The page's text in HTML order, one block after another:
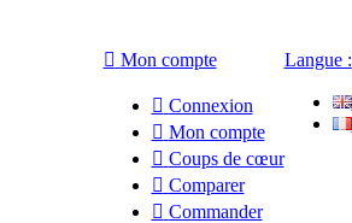
 Mon compte
 Connexion
 Mon compte
 Coups de cœur
 Comparer
 Commander
Langue :